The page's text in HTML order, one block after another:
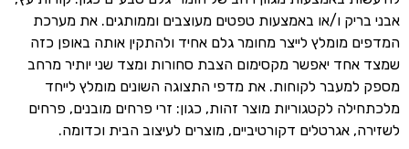
אבני בריק ו/או באמצעות טפטים מעוצבים וממותגים. את מערכת
המדפים מומלץ לייצר מחומר גלם אחיד ולהתקין אותה באופן כזה
שמצד אחד יאפשר מקסימום הצבת סחורות ומצד שני יותיר מרחב
מספק למעבר לקוחות. את מדפי התצוגה השונים מומלץ לייחד
מלכתחילה לקטגוריות מוצר זהות, כגון: זרי פרחים מובנים, פרחים
לשזירה, אגרטלים דקורטיביים, מוצרים לעיצוב הבית וכדומה.